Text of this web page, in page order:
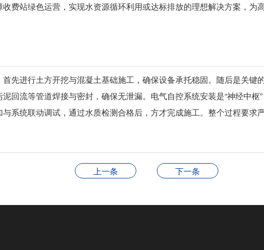
费站绿色运营，实现水资源循环利用或达标排放的理想解决方案，为
先进行土方开挖与混凝土基础施工，确保设备承托稳固。随后是关键
回流等管道焊接与密封，确保无泄漏。电气自控系统安装是“神经中
系统联动调试，通过水质检测合格后，方才完成施工。整个过程要求
上一条 下一条